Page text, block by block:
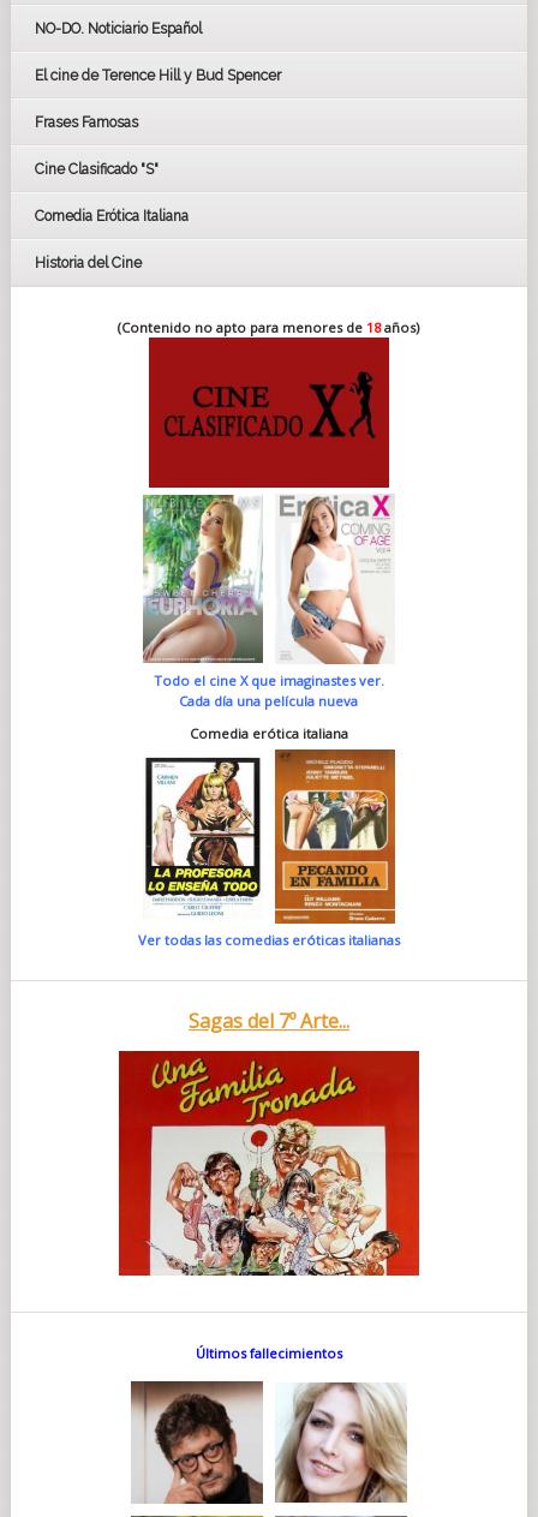
GOYAS
BAFTA
NO-DO. Noticiario Español
El cine de Terence Hill y Bud Spencer
Frases Famosas
Cine Clasificado "S"
Comedia Erótica Italiana
Historia del Cine
(Contenido no apto para menores de 18años)
Todo el cine X que imaginastes ver.
Cada día una película nueva
Comedia erótica italiana
Ver todas las comedias eróticas italianas
Sagas del 7º Arte...
Últimos fallecimientos